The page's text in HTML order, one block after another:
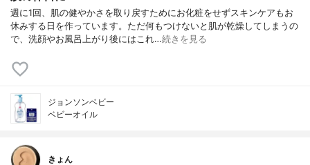
週に1回、肌の健やかさを取り戻すためにお化粧をせずスキンケアもお
休みする日を作っています。ただ何もつけないと肌が乾燥してしまうの
で、洗顔やお風呂上がり後にはこれ…続きを見る
ジョンソンベビー
ベビーオイル
きょん